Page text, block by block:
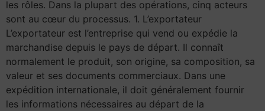
les rôles. Dans la plupart des opérations, cinq acteurs
sont au cœur du processus. 1. L’exportateur
L’exportateur est l’entreprise qui vend ou expédie la
marchandise depuis le pays de départ. Il connaît
normalement le produit, son origine, sa composition, sa
valeur et ses documents commerciaux. Dans une
expédition internationale, il doit généralement fournir
les informations nécessaires au départ de la